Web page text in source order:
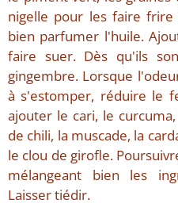
nigelle pour les faire
bien parfumer l'huile.
faire suer. Dès qu'ils
gingembre. Lorsque
à s'estomper, réduire le
ajouter le cari, le
de chili, la muscade, la
le clou de girofle.
mélangeant bien les
Laisser tiédir.